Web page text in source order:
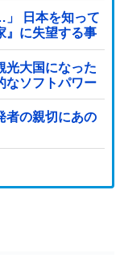
日本を知って
』に失望する事
光大国になった
ソフトパワー
者の親切にあの